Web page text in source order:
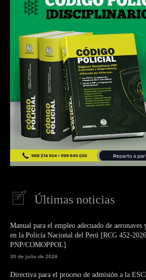
Últimas noticias
Manual para el empleo adecuado de aeronaves
en la Policía Nacional del Perú [RCG 452-
PNP/COMOPPOL]
30 de julio de 2026
Directiva para el proceso de admisión a la